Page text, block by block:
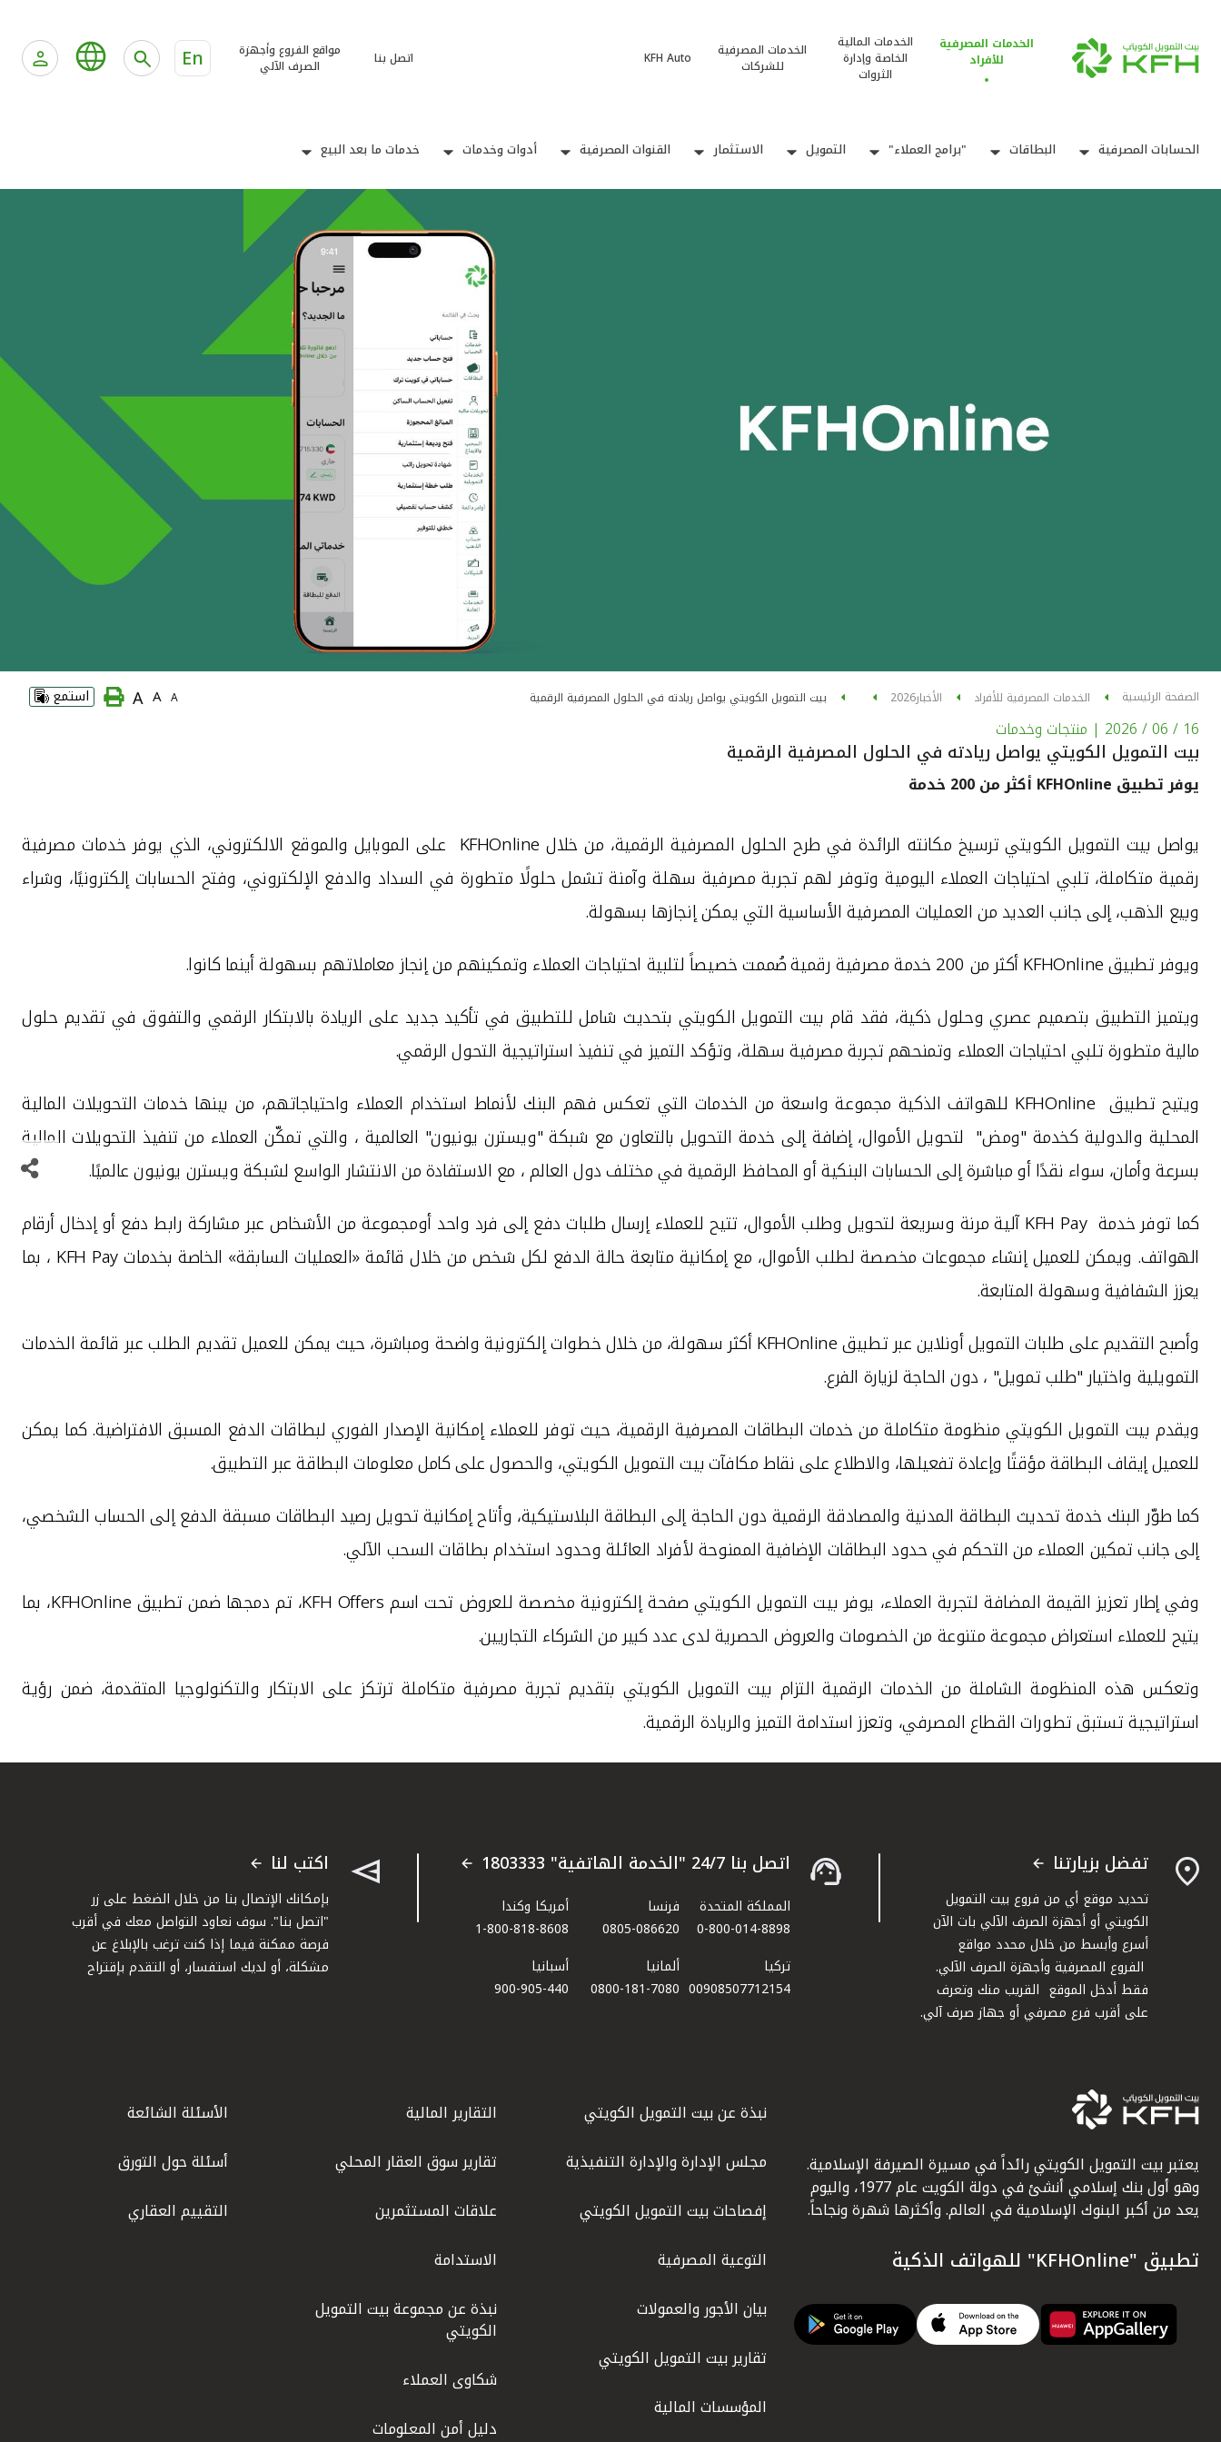
الخدمات المصرفية
للأفراد
الخدمات المالية
الخاصة وإدارة
الثروات
الخدمات المصرفية
للشركات
KFH Auto اتصل بنا
مواقع الفروع وأجهزة
الصرف الآلي
En
الحسابات المصرفية البطاقات "برامج العملاء" التمويل الاستثمار القنوات المصرفية أدوات وخدمات خدمات ما بعد البيع
الصفحة الرئيسية الخدمات المصرفية للأفراد الأخبار2026 بيت التمويل الكويتي يواصل ريادته في الحلول المصرفية الرقمية A
A
A استمع
16 / 06 / 2026 | منتجات وخدمات
بيت التمويل الكويتي يواصل ريادته في الحلول المصرفية الرقمية
يوفر تطبيق KFHOnline أكثر من 200 خدمة
يواصل بيت التمويل الكويتي ترسيخ مكانته الرائدة في طرح الحلول المصرفية الرقمية، من خلال KFHOnline على الموبايل والموقع الالكتروني، الذي يوفر خدماتمصرفية
رقمية متكاملة، تلبي احتياجات العملاء اليومية وتوفر لهم تجربة مصرفية سهلة وآمنة تشمل حلولًا متطورة في السداد والدفع الإلكتروني، وفتح الحسابات إلكترونيًا، وشراء
وبيع الذهب، إلى جانب العديد من العمليات المصرفية الأساسية التي يمكن إنجازها بسهولة.
ويوفر تطبيقKFHOnlineأكثر من 200 خدمة مصرفية رقمية صُممت خصيصاً لتلبية احتياجات العملاء وتمكينهم من إنجاز معاملاتهم بسهولة أينما كانوا.
ويتميز التطبيق بتصميم عصري وحلول ذكية، فقد قام بيت التمويل الكويتي بتحديث شامل للتطبيق في تأكيد جديد على الريادة بالابتكار الرقمي والتفوق في تقديم حلول
مالية متطورة تلبي احتياجات العملاء وتمنحهم تجربة مصرفية سهلة، وتؤكد التميز في تنفيذ استراتيجية التحول الرقمي.
ويتيح تطبيق
للهواتف الذكية مجموعة واسعة من الخدمات التي تعكس فهم البنك لأنماط استخدام العملاء واحتياجاتهم، من بينها خدمات التحويلات المالية
المحلية والدولية كخدمة "ومض" لتحويل الأموال، إضافة إلى خدمة التحويل بالتعاون مع شبكة "ويسترن يونيون" العالمية ، والتي تمكّن العملاء من تنفيذ التحويلات المالية
بسرعة وأمان، سواء نقدًا أومباشرة إلى الحسابات البنكية أو المحافظ الرقمية في مختلف دول العالم ، مع الاستفادة من الانتشار الواسع لشبكة ويسترن يونيون عالميًا.
كما توفر خدمة KFH Pay آلية مرنة وسريعة لتحويل وطلب الأموال، تتيح للعملاء إرسال طلبات دفع إلى فرد واحد أومجموعة من الأشخاص عبر مشاركة رابط دفع أوإدخال أرقام
الهواتف. ويمكن للعميل إنشاء مجموعات مخصصة لطلب الأموال، مع إمكانية متابعة حالة الدفع لكل شخص من خلال قائمة «العمليات السابقة» الخاصة بخدماتKFH Pay
، بما
يعزز الشفافية وسهولة المتابعة.
وأصبح التقديم على طلبات التمويل أونلاين عبر تطبيقKFHOnline
أكثر سهولة، من خلال خطوات إلكترونية واضحة ومباشرة، حيث يمكن للعميل تقديم الطلب عبر قائمة الخدمات
التمويلية واختيار "طلب تمويل" ، دون الحاجة لزيارة الفرع.
ويقدم بيت التمويل الكويتي منظومة متكاملة من خدمات البطاقات المصرفية الرقمية، حيث توفر للعملاء إمكانية الإصدار الفوري لبطاقات الدفع المسبق الافتراضية. كما يمكن
للعميلإيقاف البطاقة مؤقتًا وإعادة تفعيلها، والاطلاع على نقاط مكافآتبيت التمويل الكويتي، والحصول على كامل معلومات البطاقة عبر التطبيق.
كما طوّر البنك خدمة تحديث البطاقة المدنية والمصادقة الرقمية دون الحاجة إلى البطاقة البلاستيكية، وأتاح إمكانية تحويل رصيد البطاقات مسبقة الدفع إلى الحساب الشخصي،
إلى جانب تمكين العملاء من التحكم في حدود البطاقات الإضافية الممنوحة لأفراد العائلة وحدود استخدام بطاقات السحب الآلي.
وفي إطار تعزيز القيمة المضافة لتجربة العملاء، يوفر بيت التمويل الكويتي صفحة إلكترونية مخصصة للعروض تحت اسم KFH Offers، تم دمجها ضمن تطبيق
، بما
يتيح للعملاء استعراض مجموعة متنوعة من الخصومات والعروض الحصرية لدى عدد كبير من الشركاء التجاريين.
وتعكس هذه المنظومة الشاملة من الخدمات الرقمية التزام بيت التمويل الكويتي بتقديم تجربة مصرفية متكاملة ترتكز على الابتكار والتكنولوجيا المتقدمة، ضمن رؤية
استراتيجية تستبق تطورات القطاع المصرفي، وتعزز استدامة التميز والريادة الرقمية.
تفضل بزيارتنا
تحديد موقع أي من فروع بيت التمويل
الكويتي أو أجهزة الصرف الآلي بات الآن
أسرع وأبسط من خلال محدد مواقع
الفروع المصرفية وأجهزة الصرف الآلي.
فقط أدخل الموقع القريب منك وتعرف
على أقرب فرع مصرفي أو جهاز صرف آلي.
اتصل بنا 24/7 "الخدمة الهاتفية" 1803333
المملكة المتحدة
0-800-014-8898
فرنسا
0805-086620
أمريكا وكندا
1-800-818-8608
تركيا
00908507712154​
ألمانيا
0800-181-7080
أسبانيا
900-905-440
اكتب لنا
بإمكانك الإتصال بنا من خلال الضغط على زر
"اتصل بنا". سوف نعاود التواصل معك في أقرب
فرصة ممكنة فيما إذا كنت ترغب بالإبلاغ عن
مشكلة، أو لديك استفسار، أو التقدم بإقتراح
يعتبر بيت التمويل الكويتي رائداً في مسيرة الصيرفة الإسلامية.
وهو أول بنك إسلامي أنشئ في دولة الكويت عام 1977، واليوم
يعد من أكبر البنوك الإسلامية في العالم. وأكثرها شهرة ونجاحاً.
تطبيق "KFHOnline" للهواتف الذكية
نبذة عن بيت التمويل الكويتي
مجلس الإدارة والإدارة التنفيذية
إفصاحات بيت التمويل الكويتي
التوعية المصرفية
بيان الأجور والعمولات
تقارير بيت التمويل الكويتي
المؤسسات المالية
التقارير المالية
تقارير سوق العقار المحلي
علاقات المستثمرين
الاستدامة
نبذة عن مجموعة بيت التمويل
الكويتي
شكاوى العملاء
دليل أمن المعلومات
الأسئلة الشائعة
أسئلة حول التورق
التقييم العقاري